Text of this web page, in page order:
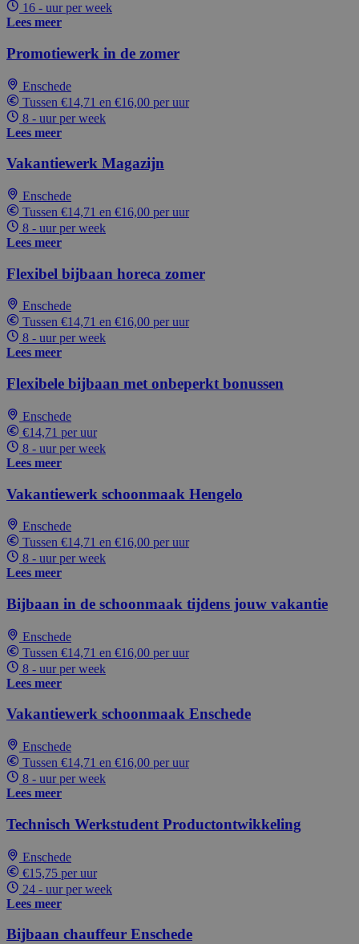
16 - uur per week
Lees meer
Promotiewerk in de zomer
Enschede
Tussen €14,71 en €16,00 per uur
8 - uur per week
Lees meer
Vakantiewerk Magazijn
Enschede
Tussen €14,71 en €16,00 per uur
8 - uur per week
Lees meer
Flexibel bijbaan horeca zomer
Enschede
Tussen €14,71 en €16,00 per uur
8 - uur per week
Lees meer
Flexibele bijbaan met onbeperkt bonussen
Enschede
€14,71 per uur
8 - uur per week
Lees meer
Vakantiewerk schoonmaak Hengelo
Enschede
Tussen €14,71 en €16,00 per uur
8 - uur per week
Lees meer
Bijbaan in de schoonmaak tijdens jouw vakantie
Enschede
Tussen €14,71 en €16,00 per uur
8 - uur per week
Lees meer
Vakantiewerk schoonmaak Enschede
Enschede
Tussen €14,71 en €16,00 per uur
8 - uur per week
Lees meer
Technisch Werkstudent Productontwikkeling
Enschede
€15,75 per uur
24 - uur per week
Lees meer
Bijbaan chauffeur Enschede